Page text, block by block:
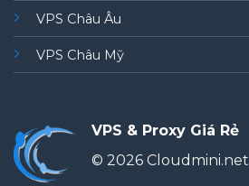
VPS Châu Âu
VPS Châu Mỹ
VPS & Proxy Giá Rẻ
© 2026 Cloudmini.net